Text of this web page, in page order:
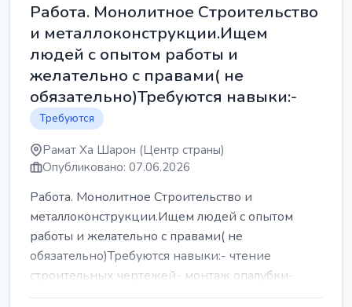
Работа. Монолитное Строительство
и металлоконструкции.Ищем
людей с опытом работы и
желательно с правами( не
обязательно)Требуются навыки:-
Требуются
Рамат Ха Шарон (Центр страны)
Опубликовано: 07.06.2026
Работа. Монолитное Строительство и
металлоконструкции.Ищем людей с опытом
работы и желательно с правами( не
обязательно)Требуются навыки:- чтение
строительных чертежей- монтаж опалубки-
армокаркасыОпл...